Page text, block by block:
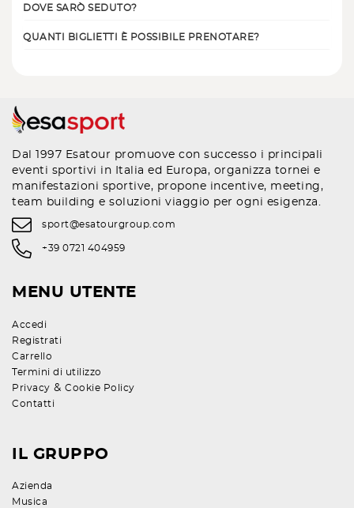
DOVE SARÒ SEDUTO?
QUANTI BIGLIETTI È POSSIBILE PRENOTARE?
Dal 1997 Esatour promuove con successo i principali
eventi sportivi in Italia ed Europa, organizza tornei e
manifestazioni sportive, propone incentive, meeting,
team building e soluzioni viaggio per ogni esigenza.
sport@esatourgroup.com
+39 0721 404959
MENU UTENTE
Accedi
Registrati
Carrello
Termini di utilizzo
Privacy & Cookie Policy
Contatti
IL GRUPPO
Azienda
Musica